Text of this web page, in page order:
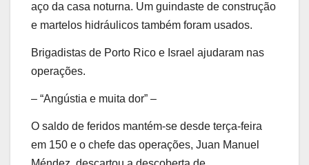
aço da casa noturna. Um guindaste de construção
e martelos hidráulicos também foram usados.
Brigadistas de Porto Rico e Israel ajudaram nas
operações.
– “Angústia e muita dor” –
O saldo de feridos mantém-se desde terça-feira
em 150 e o chefe das operações, Juan Manuel